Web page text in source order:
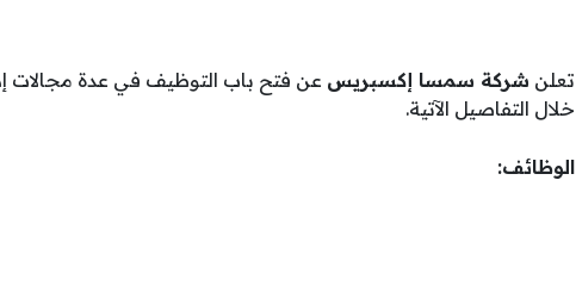
تعلن شركة سمسا إكسبريس عن فتح باب التوظيف في عدة مجالات
خلال التفاصيل الآتية.
الوظائف: